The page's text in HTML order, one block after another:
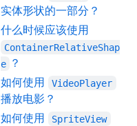
实体形状的一部分？
什么时候应该使用
ContainerRelativeShap
e ？
如何使用
VideoPlayer
播放电影？
如何使用
SpriteView